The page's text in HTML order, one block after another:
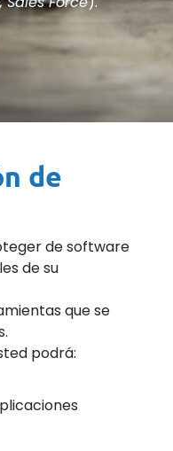
de
de software
de su
que se
podrá: